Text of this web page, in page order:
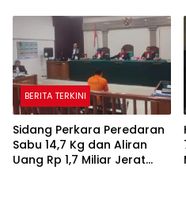
BERITA TERKINI
Sidang Perkara Peredaran
Sabu 14,7 Kg dan Aliran
Uang Rp 1,7 Miliar Jerat